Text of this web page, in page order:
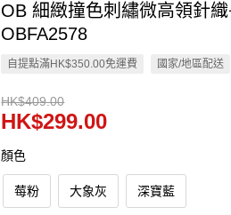
OB 細緻撞色刺繡微高領針
OBFA2578
自提點滿HK$350.00免運費 國家/地區配送
HK$409.00
HK$299.00
顏色
莓粉 大象灰 深寶藍